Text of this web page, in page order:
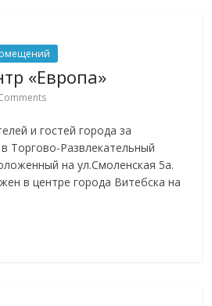
«Европа»
и гостей города за
Торгово-Развлекательный
на ул.Смоленская 5а.
в центре города Витебска на